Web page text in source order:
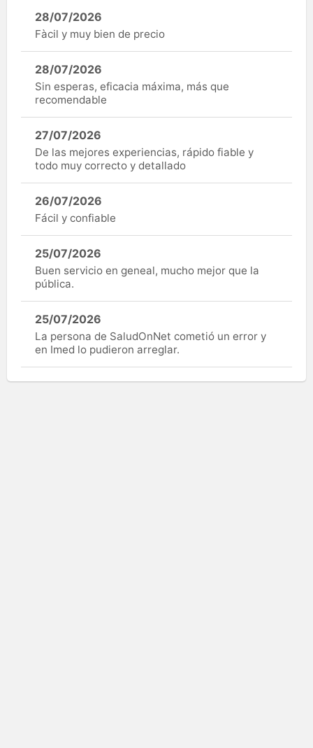
28/07/2026
Fàcil y muy bien de precio
28/07/2026
Sin esperas, eficacia máxima, más que
recomendable
27/07/2026
De las mejores experiencias, rápido fiable y
todo muy correcto y detallado
26/07/2026
Fácil y confiable
25/07/2026
Buen servicio en geneal, mucho mejor que la
pública.
25/07/2026
La persona de SaludOnNet cometió un error y
en Imed lo pudieron arreglar.